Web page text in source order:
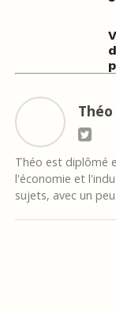
Théo est diplômé
l'économie et
sujets, avec un